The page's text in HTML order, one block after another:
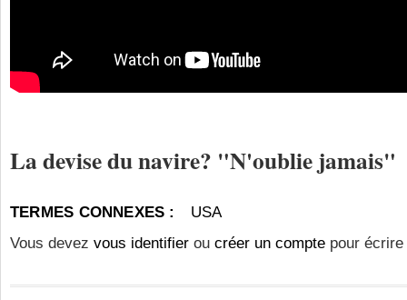
La devise du navire? "N'oublie jamais"
TERMES CONNEXES :
USA
Vous devez vous identifier ou créer un compte pour